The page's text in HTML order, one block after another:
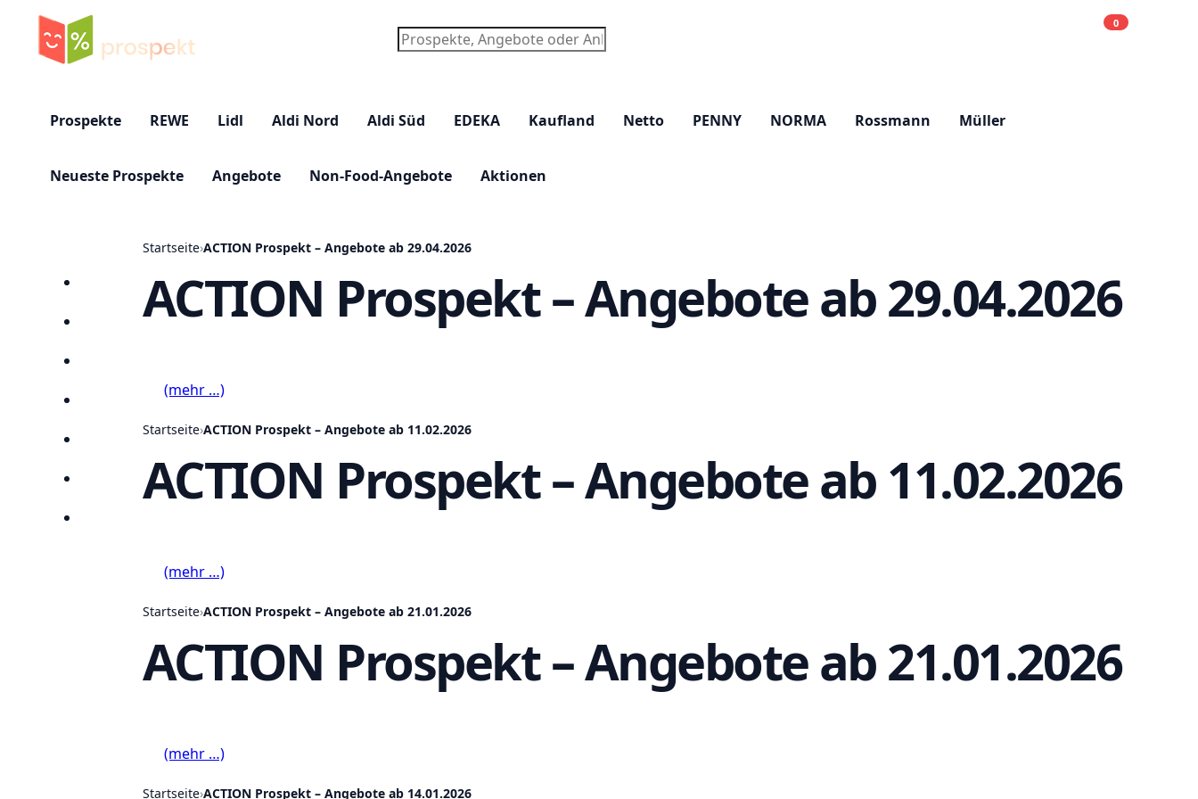
Suchen
0
Prospekte REWE Lidl Aldi Nord Aldi Süd EDEKA Kaufland Netto PENNY NORMA Rossmann Müller
Neueste Prospekte Angebote Non-Food-Angebote Aktionen
Startseite
Lieblingsprospekte
Startseite›ACTION Prospekt – Angebote ab 29.04.2026
ACTION Prospekt – Angebote ab 29.04.2026
(mehr …)
Startseite›ACTION Prospekt – Angebote ab 11.02.2026
ACTION Prospekt – Angebote ab 11.02.2026
(mehr …)
Startseite›ACTION Prospekt – Angebote ab 21.01.2026
ACTION Prospekt – Angebote ab 21.01.2026
(mehr …)
Startseite›ACTION Prospekt – Angebote ab 14.01.2026